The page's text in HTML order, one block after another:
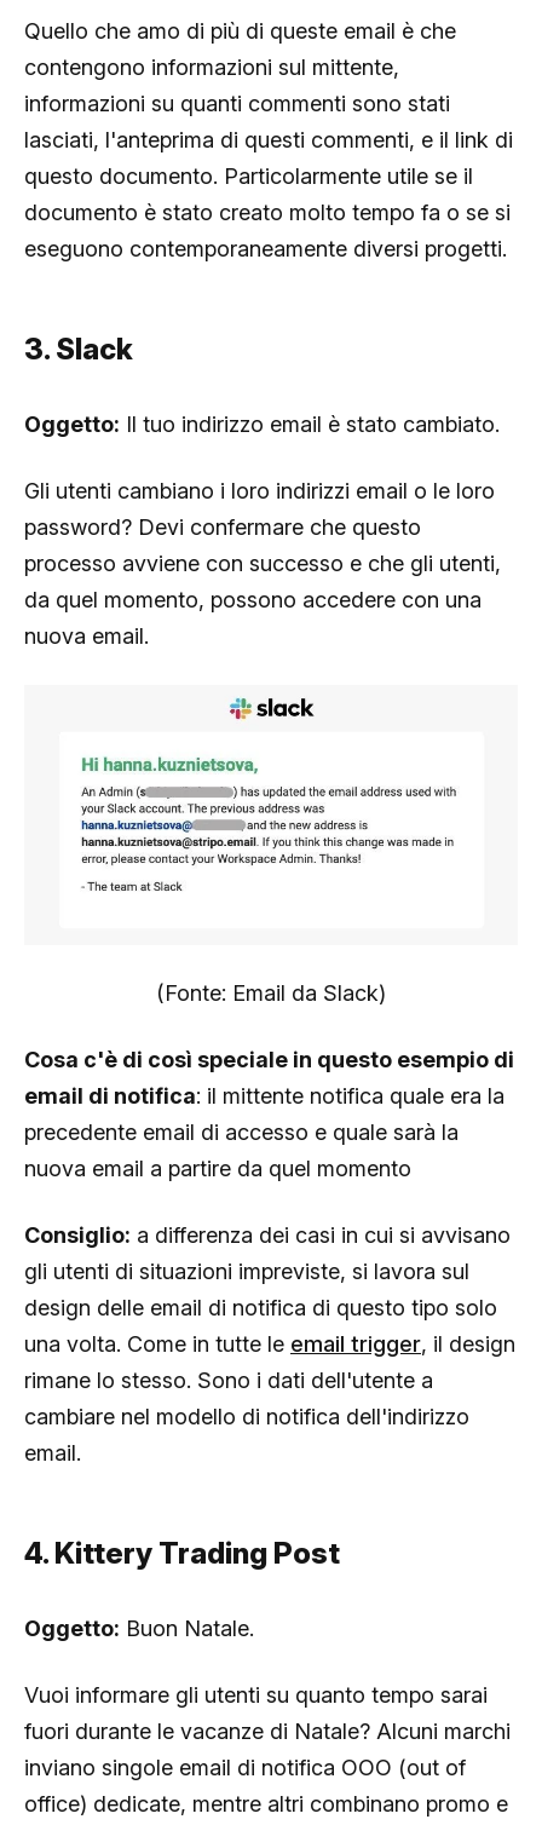
Quello che amo di più di queste email è che
contengono informazioni sul mittente,
informazioni su quanti commenti sono stati
lasciati, l'anteprima di questi commenti, e il link di
questo documento. Particolarmente utile se il
documento è stato creato molto tempo fa o se si
eseguono contemporaneamente diversi progetti.
3. Slack
Oggetto: Il tuo indirizzo email è stato cambiato.
Gli utenti cambiano i loro indirizzi email o le loro
password? Devi confermare che questo
processo avviene con successo e che gli utenti,
da quel momento, possono accedere con una
nuova email.
(Fonte: Email da Slack)
Cosa c'è di così speciale in questo esempio di
email di notifica: il mittente notifica quale era la
precedente email di accesso e quale sarà la
nuova email a partire da quel momento
Consiglio: a differenza dei casi in cui si avvisano
gli utenti di situazioni impreviste, si lavora sul
design delle email di notifica di questo tipo solo
una volta. Come in tutte le email trigger, il design
rimane lo stesso. Sono i dati dell'utente a
cambiare nel modello di notifica dell'indirizzo
email.
4. Kittery Trading Post
Oggetto: Buon Natale.
Vuoi informare gli utenti su quanto tempo sarai
fuori durante le vacanze di Natale? Alcuni marchi
inviano singole email di notifica OOO (out of
office) dedicate, mentre altri combinano promo e